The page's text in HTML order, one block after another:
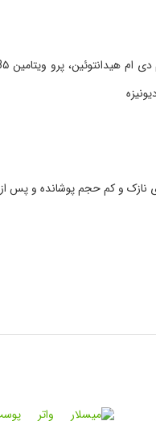
از ۲ دقیقه به خوبی آبکشی نمایید.